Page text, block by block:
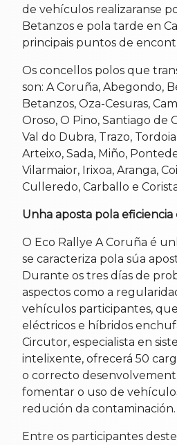
de vehículos realizaranse
Betanzos e pola tarde en
principais puntos de
Os concellos polos que
son: A Coruña, Abegondo,
Betanzos, Oza-Cesuras,
Oroso, O Pino, Santiago de
Val do Dubra, Trazo,
Arteixo, Sada, Miño,
Vilarmaior, Irixoa, Aranga,
Culleredo, Carballo e
Unha aposta pola
O Eco Rallye A Coruña é
se caracteriza pola súa
Durante os tres días de
aspectos como a
vehículos participantes,
eléctricos e híbridos
Circutor, especialista en
intelixente, ofrecerá 50
o correcto
fomentar o uso de
redución da contaminación.
Entre os participantes